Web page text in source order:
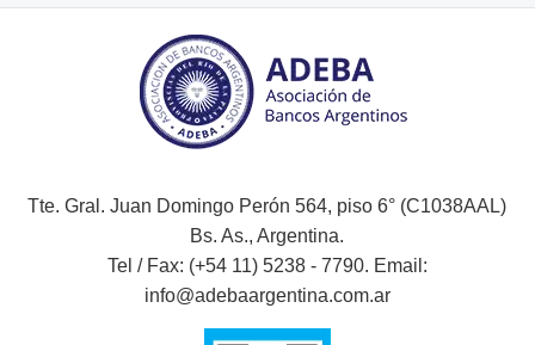
Tte. Gral. Juan Domingo Perón 564, piso 6° (C1038AAL)
Bs. As., Argentina.
Tel / Fax: (+54 11) 5238 - 7790. Email:
info@adebaargentina.com.ar